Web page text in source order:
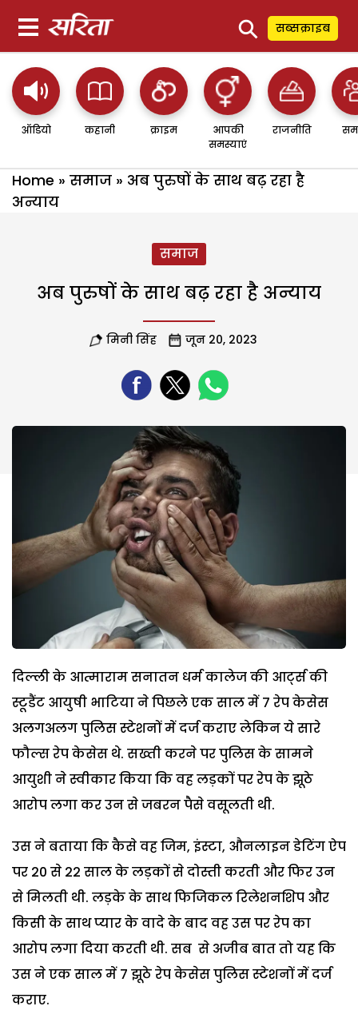
⚲ सब्सक्राइब
ऑडियो कहानी क्राइम
आपकी
समस्याएं
राजनीति
Home » समाज » अब पुरुषों के साथ बढ़ रहा है
अन्याय
समाज
अब पुरुषों के साथ बढ़ रहा है अन्याय
मिनी सिंह जून 20, 2023
दिल्ली के आत्माराम सनातन धर्म कालेज की आर्ट्स की
स्टूडैंट आयुषी भाटिया ने पिछले एक साल में 7 रेप केसेस
अलगअलग पुलिस स्टेशनों में दर्ज कराए लेकिन ये सारे
फौल्स रेप केसेस थे. सख्ती करने पर पुलिस के सामने
आयुशी ने स्वीकार किया कि वह लड़कों पर रेप के झूठे
आरोप लगा कर उन से जबरन पैसे वसूलती थी.
उस ने बताया कि कैसे वह जिम, इंस्टा, औनलाइन डेटिंग ऐप
पर 20 से 22 साल के लड़कों से दोस्ती करती और फिर उन
से मिलती थी. लड़के के साथ फिजिकल रिलेशनशिप और
किसी के साथ प्यार के वादे के बाद वह उस पर रेप का
आरोप लगा दिया करती थी. सब से अजीब बात तो यह कि
उस ने एक साल में 7 झूठे रेप केसेस पुलिस स्टेशनों में दर्ज
कराए.